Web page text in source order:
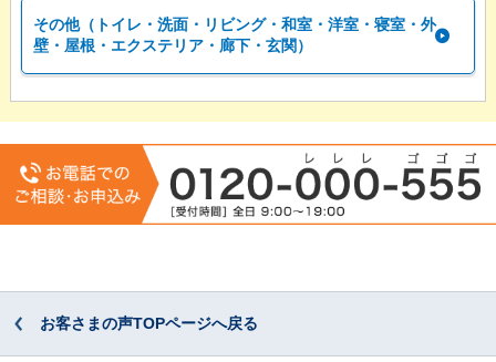
その他（トイレ・洗面・リビング・和室・洋室・寝室・外
壁・屋根・エクステリア・廊下・玄関）
お客さまの声TOPページへ戻る